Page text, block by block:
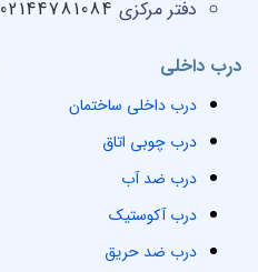
درب داخلی
درب داخلی ساختمان
درب چوبی اتاق
درب ضد آب
درب آکوستیک
درب ضد حریق
دفتر مرکزی 02144781084